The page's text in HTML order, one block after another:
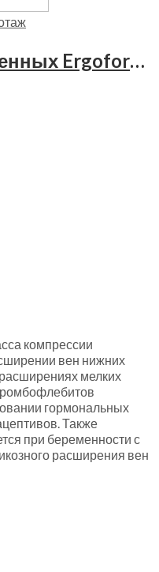
Колготки для беременных Ergoforma, 1 класс компрессии, 113
компрессии
вен нижних
мелких
гормональных
Также
при беременности с
расширения вен